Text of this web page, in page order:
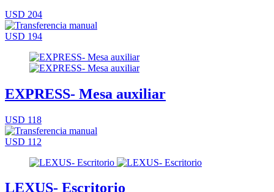
USD 204
USD 194
EXPRESS- Mesa auxiliar
USD 118
USD 112
LEXUS- Escritorio